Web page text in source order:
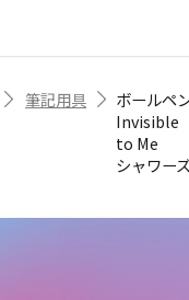
筆記用具
ボールペ
Invisible
to Me
シャワー